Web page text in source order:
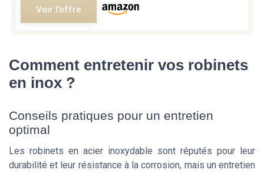
Voir l'offre
Comment entretenir vos robinets
en inox ?
Conseils pratiques pour un entretien
optimal
Les robinets en acier inoxydable sont réputés pour leur
durabilité et leur résistance à la corrosion, mais un entretien